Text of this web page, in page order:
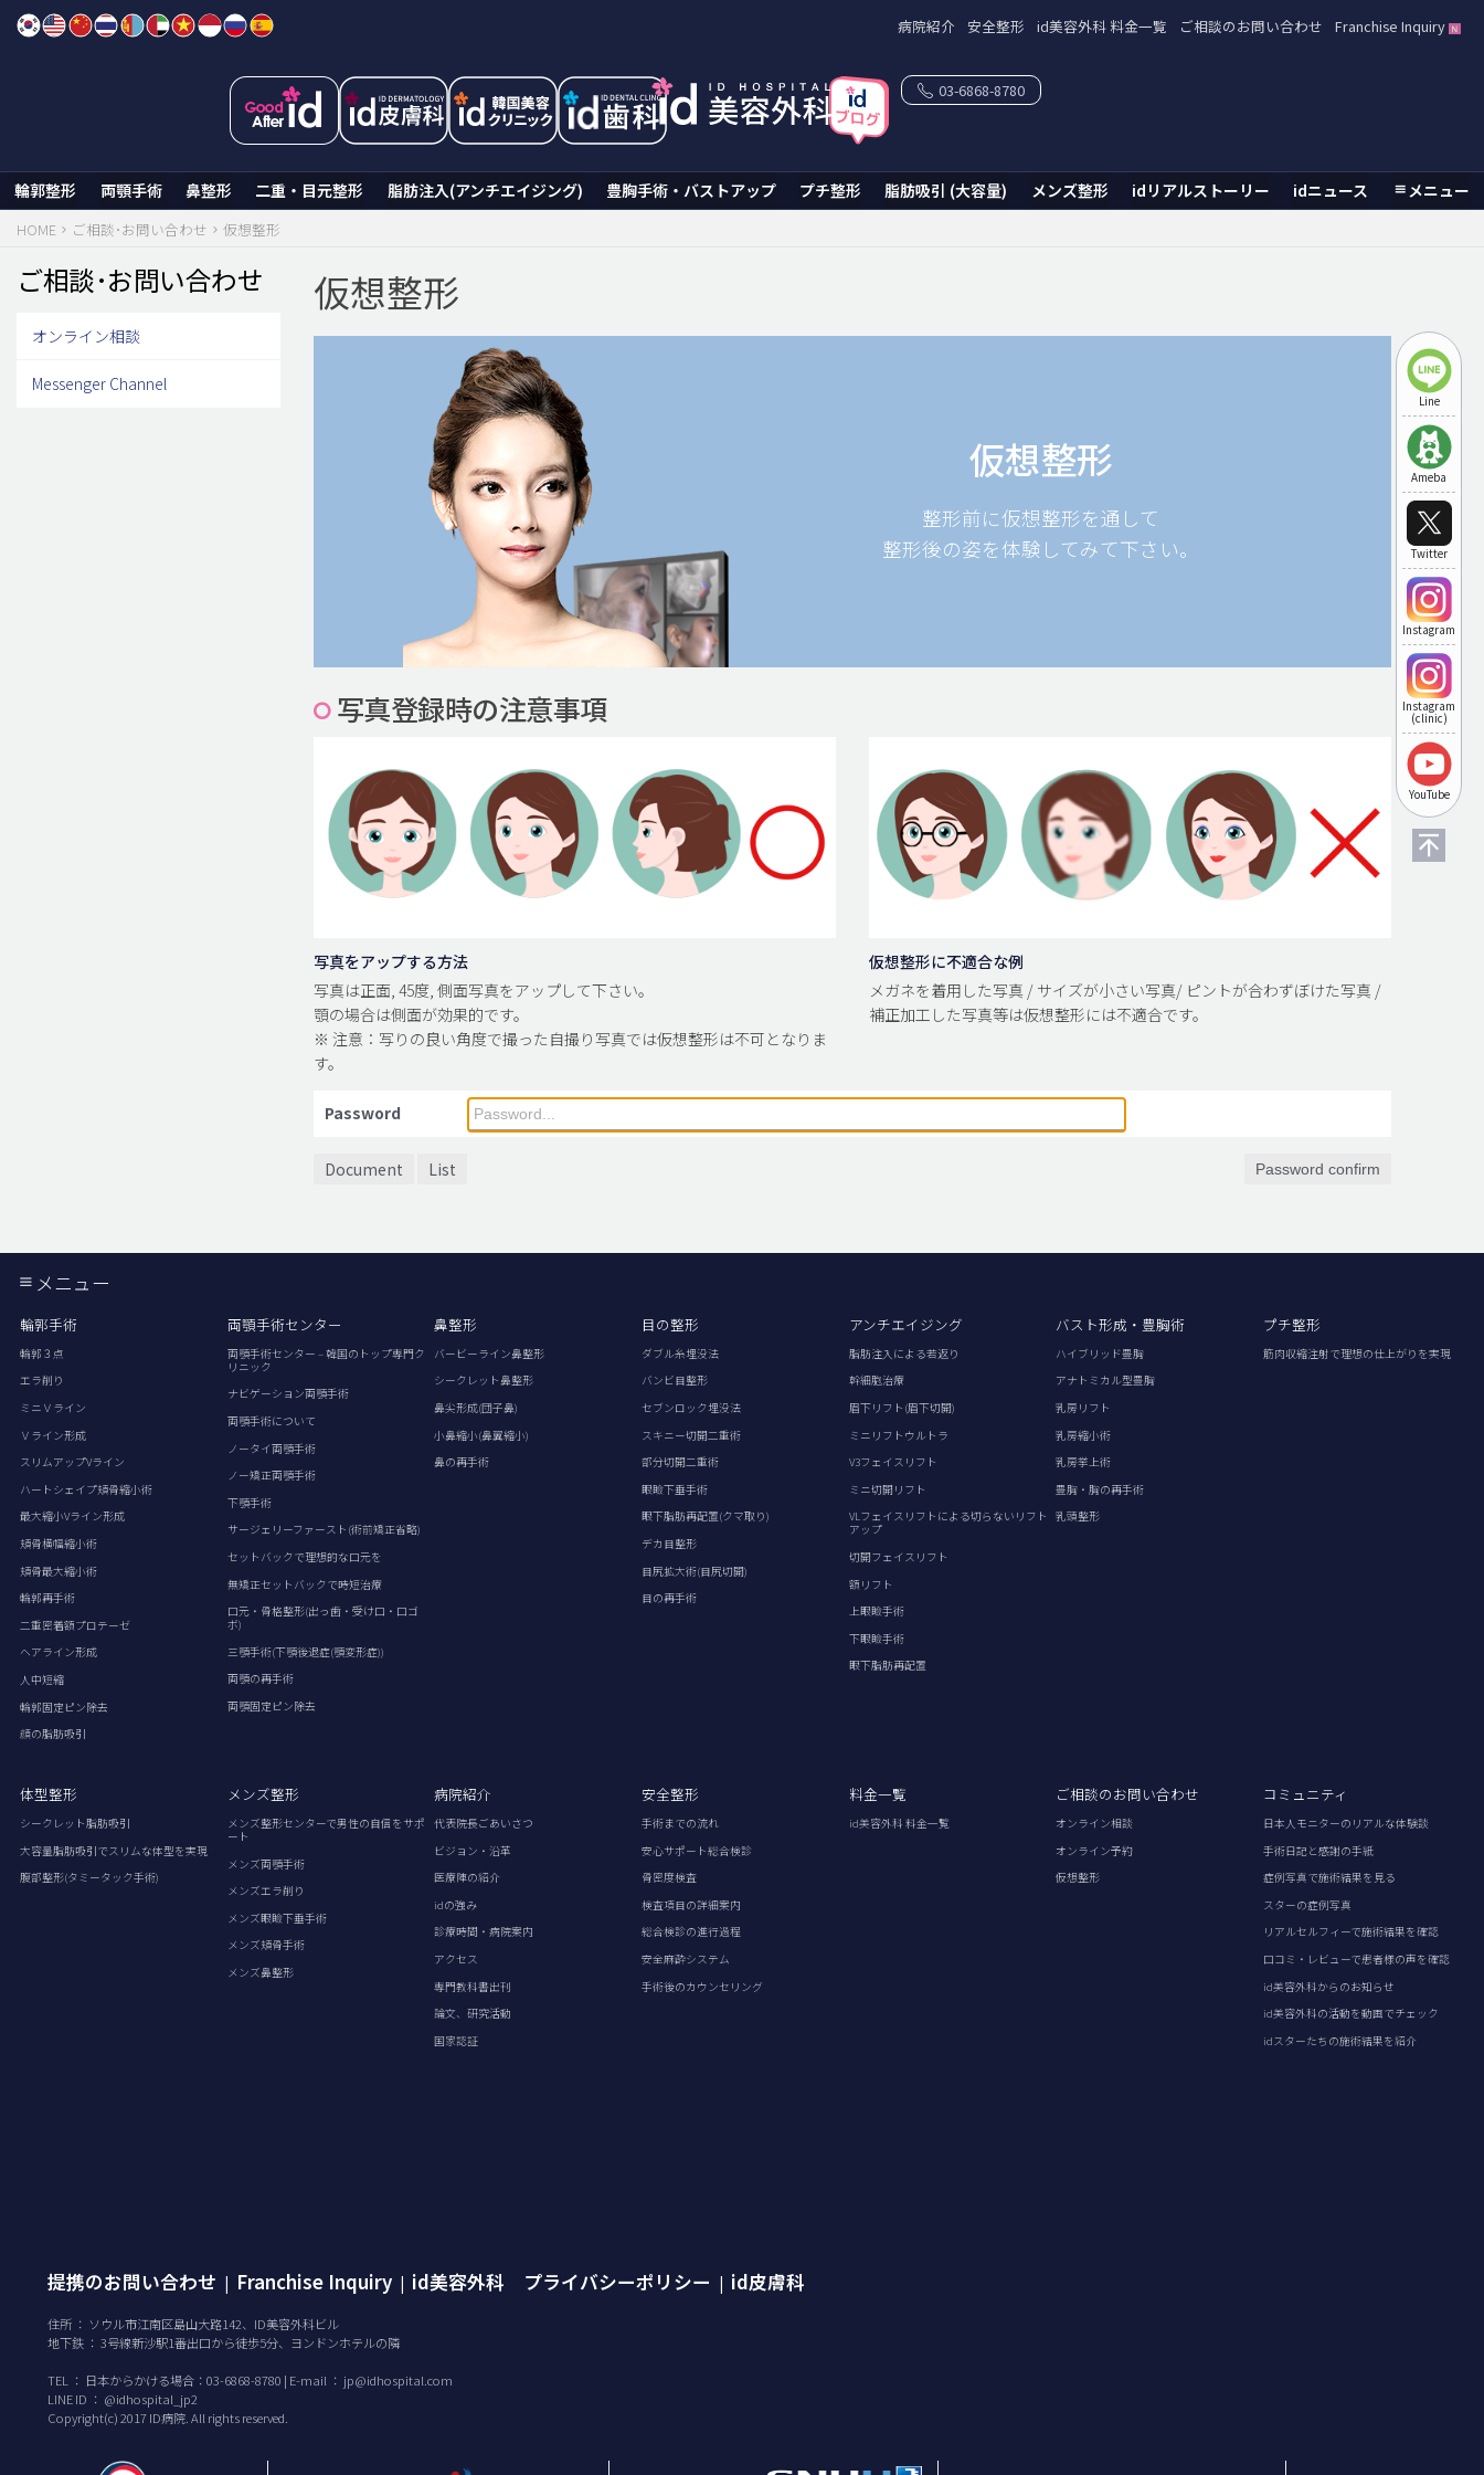
Skip
病院紹介 安全整形 id美容外科 料金一覧 ご相談のお問い合わせ Franchise Inquiry
輪郭整形 両顎手術 鼻整形 二重・目元整形 脂肪注入(アンチエイジング) 豊胸手術・バストアップ プチ整形 脂肪吸引 (大容量) メンズ整形 idリアルストーリー idニュース メニュー
03-6868-8780
Line
Ameba
Twitter
Instagram
Instagram
(clinic)
YouTube
HOME ご相談･お問い合わせ 仮想整形
仮想整形
仮想整形
整形前に仮想整形を通して
整形後の姿を体験してみて下さい。
写真登録時の注意事項
写真をアップする方法
写真は正面, 45度, 側面写真をアップして下さい。
顎の場合は側面が効果的です。
※ 注意：写りの良い角度で撮った自撮り写真では仮想整形は不可となりま
す。
仮想整形に不適合な例
メガネを着用した写真 / サイズが小さい写真/ ピントが合わずぼけた写真 /
補正加工した写真等は仮想整形には不適合です。
Password
Document List Password confirm
ご相談･お問い合わせ
オンライン相談
Messenger Channel
メニュー
輪郭手術
輪郭３点
エラ削り
ミニＶライン
Ｖライン形成
スリムアップVライン
ハートシェイプ頬骨縮小術
最大縮小Vライン形成
頬骨横幅縮小術
頬骨最大縮小術
輪郭再手術
二重密着額プロテーゼ
ヘアライン形成
人中短縮
輪郭固定ピン除去
顔の脂肪吸引
両顎手術センター
両顎手術センター – 韓国のトップ専門ク
リニック
ナビゲーション両顎手術
両顎手術について
ノータイ両顎手術
ノー矯正両顎手術
下顎手術
サージェリーファースト(術前矯正省略)
セットバックで理想的な口元を
無矯正セットバックで時短治療
口元・骨格整形(出っ歯・受け口・口ゴ
ボ)
三顎手術(下顎後退症(顎変形症))
両顎の再手術
両顎固定ピン除去
鼻整形
バービーライン鼻整形
シークレット鼻整形
鼻尖形成(団子鼻)
小鼻縮小(鼻翼縮小)
鼻の再手術
目の整形
ダブル糸埋没法
バンビ目整形
セブンロック埋没法
スキニー切開二重術
部分切開二重術
眼瞼下垂手術
眼下脂肪再配置(クマ取り)
デカ目整形
目尻拡大術(目尻切開)
目の再手術
アンチエイジング
脂肪注入による若返り
幹細胞治療
眉下リフト(眉下切開)
ミニリフトウルトラ
V3フェイスリフト
ミニ切開リフト
VLフェイスリフトによる切らないリフト
アップ
切開フェイスリフト
額リフト
上眼瞼手術
下眼瞼手術
眼下脂肪再配置
バスト形成・豊胸術
ハイブリッド豊胸
アナトミカル型豊胸
乳房リフト
乳房縮小術
乳房挙上術
豊胸・胸の再手術
乳頭整形
プチ整形
筋肉収縮注射で理想の仕上がりを実現
体型整形
シークレット脂肪吸引
大容量脂肪吸引でスリムな体型を実現
腹部整形(タミータック手術)
メンズ整形
メンズ整形センターで男性の自信をサポ
ート
メンズ両顎手術
メンズエラ削り
メンズ眼瞼下垂手術
メンズ頬骨手術
メンズ鼻整形
病院紹介
代表院長ごあいさつ
ビジョン・沿革
医療陣の紹介
idの強み
診療時間・病院案内
アクセス
専門教科書出刊
論文、研究活動
国家認証
安全整形
手術までの流れ
安心サポート総合検診
骨密度検査
検査項目の詳細案内
総合検診の進行過程
安全麻酔システム
手術後のカウンセリング
料金一覧
id美容外科 料金一覧
ご相談のお問い合わせ
オンライン相談
オンライン予約
仮想整形
コミュニティ
日本人モニターのリアルな体験談
手術日記と感謝の手紙
症例写真で施術結果を見る
スターの症例写真
リアルセルフィーで施術結果を確認
口コミ・レビューで患者様の声を確認
id美容外科からのお知らせ
id美容外科の活動を動画でチェック
idスターたちの施術結果を紹介
提携のお問い合わせ | Franchise Inquiry | id美容外科 プライバシーポリシー | id皮膚科
住所 ： ソウル市江南区島山大路142、ID美容外科ビル
地下鉄 ： 3号線新沙駅1番出口から徒歩5分、ヨンドンホテルの隣
TEL ： 日本からかける場合：03-6868-8780 | E-mail ： jp@idhospital.com
LINE ID ： @idhospital_jp2
Copyright(c) 2017 ID病院. All rights reserved.